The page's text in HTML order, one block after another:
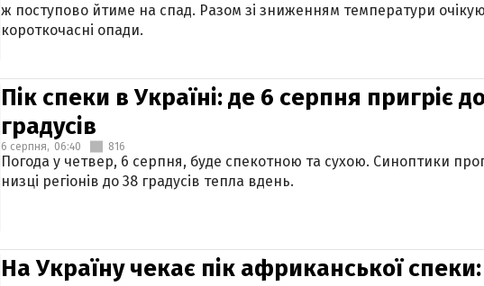
ж поступово йтиме на спад. Разом зі зниженням температури
короткочасні опади.
Пік спеки в Україні: де 6 серпня пригріє
градусів
6 серпня, 06:40 816
Погода у четвер, 6 серпня, буде спекотною та сухою. Синоптики
низці регіонів до 38 градусів тепла вдень.
На Україну чекає пік африканської